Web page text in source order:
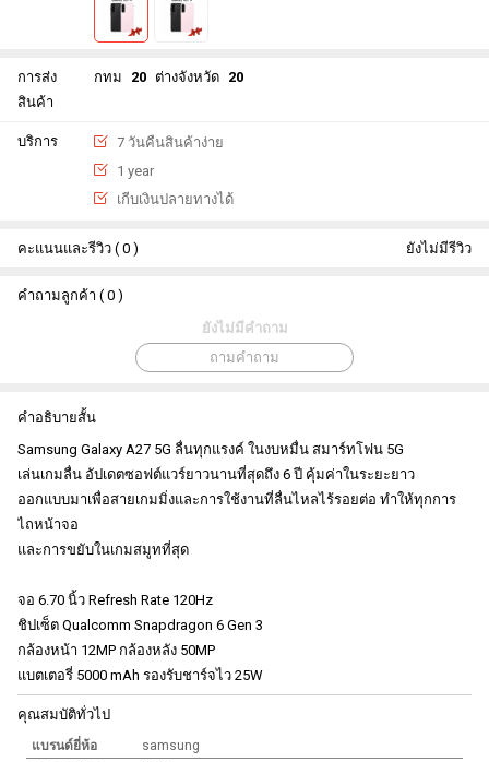
การส่ง
สินค้า
กทม 20 ต่างจังหวัด 20
บริการ
7 วันคืนสินค้าง่าย
1 year
เกีบเงินปลายทางได้
คะแนนและรีวิว ( 0 ) ยังไม่มีรีวิว
คำถามลูกค้า ( 0 )
ยังไม่มีคำถาม
ถามคำถาม
คำอธิบายสั้น
Samsung Galaxy A27 5G ลื่นทุกแรงค์ ในงบหมื่น สมาร์ทโฟน 5G
เล่นเกมลื่น อัปเดตซอฟต์แวร์ยาวนานที่สุดถึง 6 ปี คุ้มค่าในระยะยาว
ออกแบบมาเพื่อสายเกมมิ่งและการใช้งานที่ลื่นไหลไร้รอยต่อ ทำให้ทุกการ
ไถหน้าจอ
และการขยับในเกมสมูทที่สุด
จอ 6.70 นิ้ว Refresh Rate 120Hz
ชิปเซ็ต Qualcomm Snapdragon 6 Gen 3
กล้องหน้า 12MP กล้องหลัง 50MP
แบตเตอรี่ 5000 mAh รองรับชาร์จไว 25W
คุณสมบัติทั่วไป
แบรนด์ยี่ห้อ
samsung